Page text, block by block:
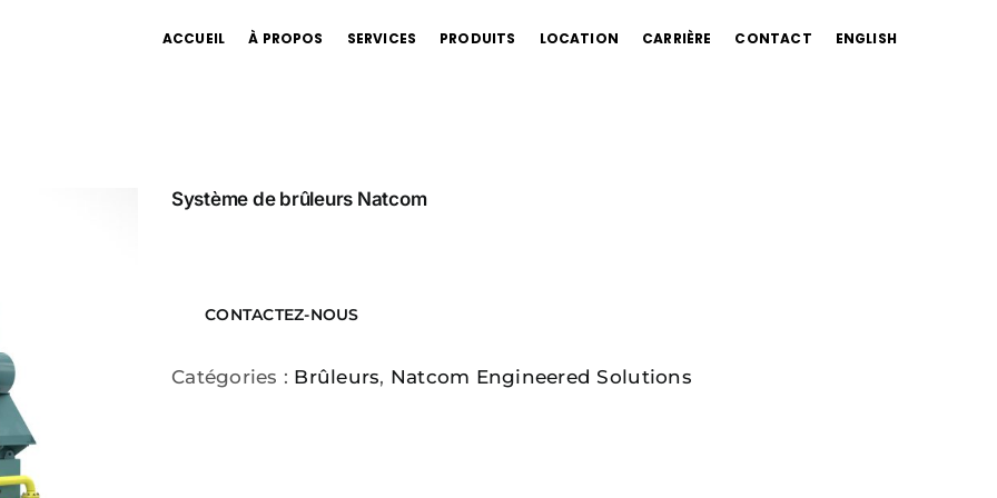
ACCUEIL À PROPOS SERVICES PRODUITS LOCATION CARRIÈRE CONTACT ENGLISH
Système de brûleurs Natcom
CONTACTEZ-NOUS
Catégories : Brûleurs, Natcom Engineered Solutions